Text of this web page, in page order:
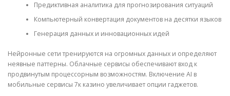
Предиктивная аналитика для прогнозирования ситуаций
Компьютерный конвертация документов на десятки языков
Генерация данных и инновационных идей
Нейронные сети тренируются на огромных данных и определяют
неявные паттерны. Облачные сервисы обеспечивают вход к
продвинутым процессорным возможностям. Включение AI в
мобильные сервисы 7к казино увеличивает опции гаджетов.